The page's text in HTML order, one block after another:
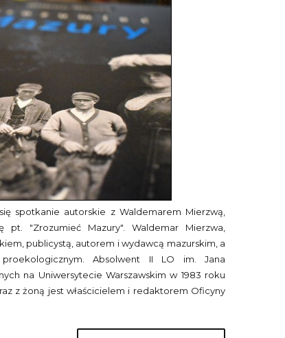
spotkanie autorskie z Waldemarem Mierzwą,
pt. "Zrozumieć Mazury". Waldemar Mierzwa,
publicystą, autorem i wydawcą mazurskim, a
Absolwent II LO im. Jana
na Uniwersytecie Warszawskim w 1983 roku
z żoną jest właścicielem i redaktorem Oficyny